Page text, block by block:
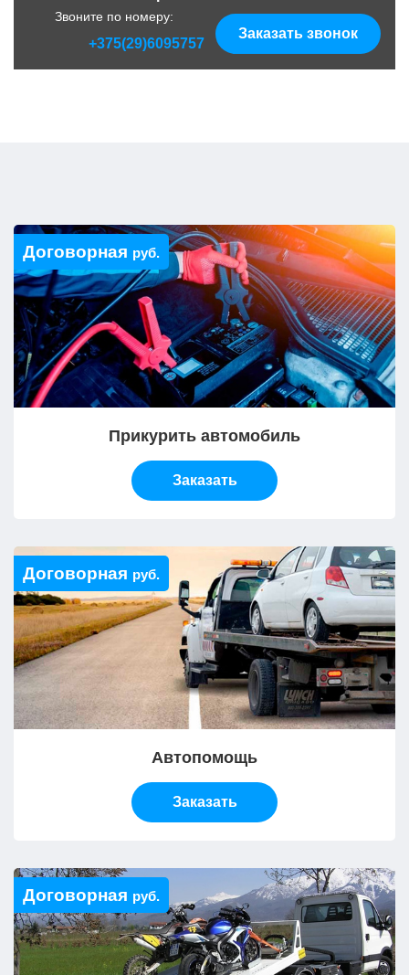
Звоните по номеру:
+375(29)6095757
Заказать звонок
Договорная руб.
Прикурить автомобиль
Заказать
Договорная руб.
Автопомощь
Заказать
Договорная руб.